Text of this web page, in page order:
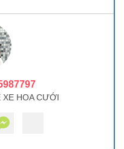
XE HOA CƯỚI